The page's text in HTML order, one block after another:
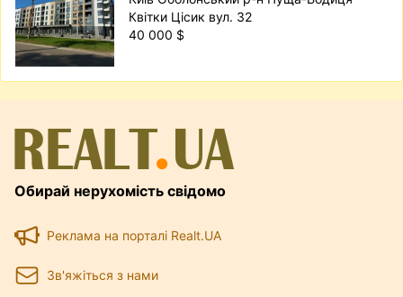
Квітки Цісик вул. 32
40 000 $
Обирай нерухомість свідомо
Реклама на порталі Realt.UA
Зв'яжіться з нами